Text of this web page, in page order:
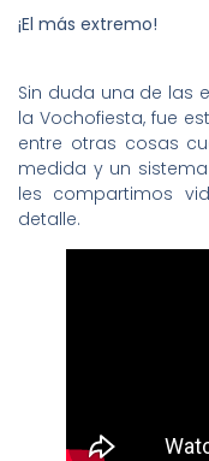
¡El más extremo!
Sin duda una de las
la Vochofiesta, fue
entre otras cosas
medida y un
les compartimos
detalle.